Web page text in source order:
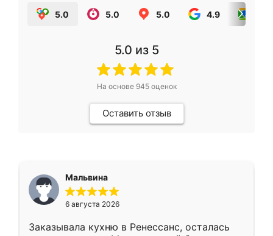
5.0 5.0 5.0 4.9
5.0 из 5
На основе 945оценок
Оставить отзыв
Мальвина
6 августа 2026
Заказывала кухню в Ренессанс, осталась